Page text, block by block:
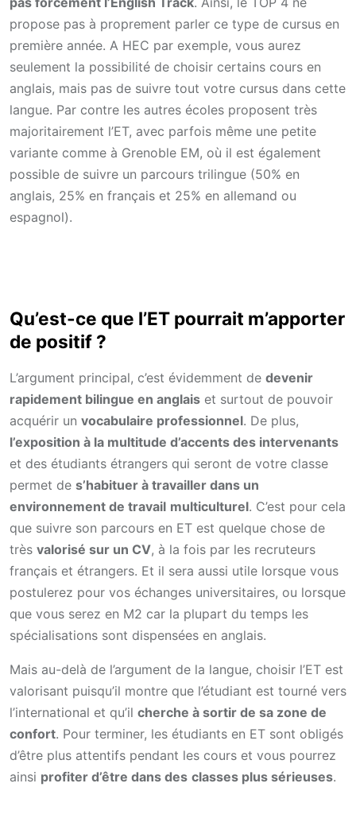
propose pas à proprement parler ce type de cursus en
première année. A HEC par exemple, vous aurez
seulement la possibilité de choisir certains cours en
anglais, mais pas de suivre tout votre cursus dans cette
langue. Par contre les autres écoles proposent très
majoritairement l’ET, avec parfois même une petite
variante comme à Grenoble EM, où il est également
possible de suivre un parcours trilingue (50% en
anglais, 25% en français et 25% en allemand ou
espagnol).
Qu’est-ce que l’ET pourrait m’apporter
de positif ?
L’argument principal, c’est évidemment de devenir
rapidement bilingue en anglais et surtout de pouvoir
acquérir un vocabulaire professionnel. De plus,
l’exposition à la multitude d’accents des intervenants
et des étudiants étrangers qui seront de votre classe
permet de s’habituer à travailler dans un
environnement de travail multiculturel. C’est pour cela
que suivre son parcours en ET est quelque chose de
très valorisé sur un CV, à la fois par les recruteurs
français et étrangers. Et il sera aussi utile lorsque vous
postulerez pour vos échanges universitaires, ou lorsque
que vous serez en M2 car la plupart du temps les
spécialisations sont dispensées en anglais.
Mais au-delà de l’argument de la langue, choisir l’ET est
valorisant puisqu’il montre que l’étudiant est tourné vers
l’international et qu’il cherche à sortir de sa zone de
confort. Pour terminer, les étudiants en ET sont obligés
d’être plus attentifs pendant les cours et vous pourrez
ainsi profiter d’être dans des classes plus sérieuses.